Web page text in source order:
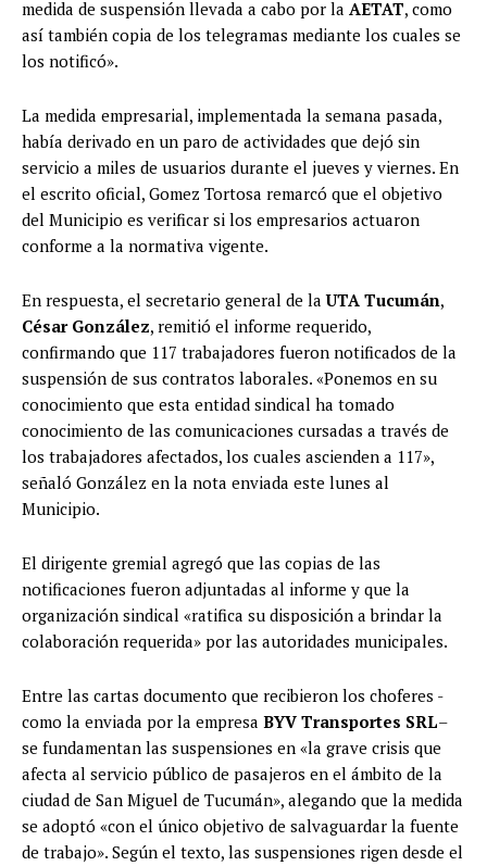
medida de suspensión llevada a cabo por la AETAT, como
así también copia de los telegramas mediante los cuales se
los notificó».
La medida empresarial, implementada la semana pasada,
había derivado en un paro de actividades que dejó sin
servicio a miles de usuarios durante el jueves y viernes. En
el escrito oficial, Gomez Tortosa remarcó que el objetivo
del Municipio es verificar si los empresarios actuaron
conforme a la normativa vigente.
En respuesta, el secretario general de laUTA Tucumán,
César González, remitió el informe requerido,
confirmando que 117 trabajadores fueron notificados de la
suspensión de sus contratos laborales. «Ponemos en su
conocimiento que esta entidad sindical ha tomado
conocimiento de las comunicaciones cursadas a través de
los trabajadores afectados, los cuales ascienden a 117»,
señaló González en la nota enviada este lunes al
Municipio.
El dirigente gremial agregó que las copias de las
notificaciones fueron adjuntadas al informe y que la
organización sindical «ratifica su disposición a brindar la
colaboración requerida» por las autoridades municipales.
Entre las cartas documento que recibieron los choferes -
como la enviada por la empresa BYV Transportes SRL–
se fundamentan las suspensiones en «la grave crisis que
afecta al servicio público de pasajeros en el ámbito de la
ciudad de San Miguel de Tucumán», alegando que la medida
se adoptó «con el único objetivo de salvaguardar la fuente
de trabajo». Según el texto, las suspensiones rigen desde el